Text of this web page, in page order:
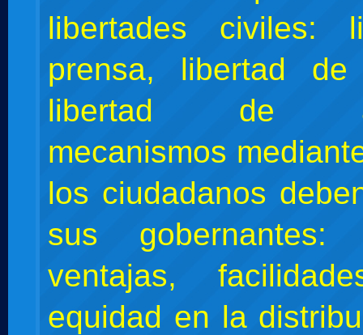
libertades civiles:
prensa, libertad
libertad de
mecanismos
los ciudadanos
sus gobernantes:
ventajas,
equidad en la